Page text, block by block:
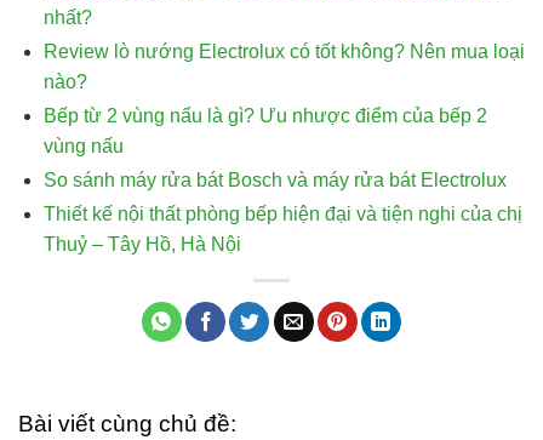
nhất?
Review lò nướng Electrolux có tốt không? Nên mua loại
nào?
Bếp từ 2 vùng nấu là gì? Ưu nhược điểm của bếp 2
vùng nấu
So sánh máy rửa bát Bosch và máy rửa bát Electrolux
Thiết kế nội thất phòng bếp hiện đại và tiện nghi của chị
Thuỷ – Tây Hồ, Hà Nội
Bài viết cùng chủ đề: